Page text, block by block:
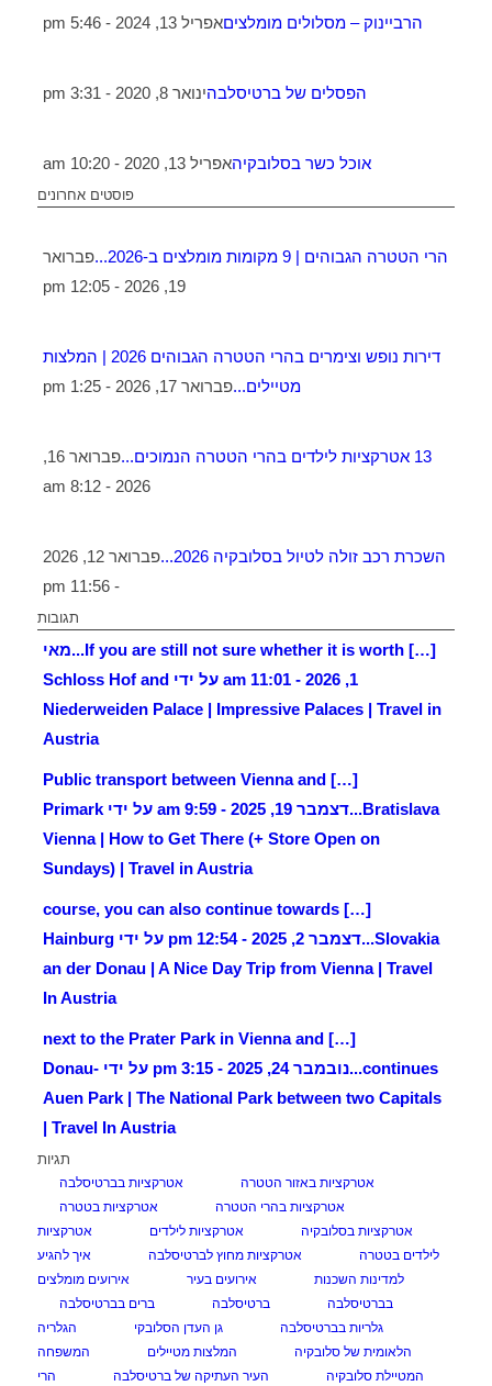
הרביינוק – מסלולים מומלציםאפריל 13, 2024 - 5:46 pm
הפסלים של ברטיסלבהינואר 8, 2020 - 3:31 pm
אוכל כשר בסלובקיהאפריל 13, 2020 - 10:20 am
פוסטים אחרונים
הרי הטטרה הגבוהים | 9 מקומות מומלצים ב-2026...
פברואר
19, 2026 - 12:05 pm
דירות נופש וצימרים בהרי הטטרה הגבוהים 2026 | המלצות
מטיילים...פברואר 17, 2026 - 1:25 pm
13 אטרקציות לילדים בהרי הטטרה הנמוכים...
פברואר 16,
2026 - 8:12 am
השכרת רכב זולה לטיול בסלובקיה 2026...
פברואר 12, 2026
- 11:56 pm
תגובות
[…] If you are still not sure whether it is worth...
מאי
1, 2026 - 11:01 am על ידי Schloss Hof and
Niederweiden Palace | Impressive Palaces | Travel in
Austria
[…] Public transport between Vienna and
Bratislava...
דצמבר 19, 2025 - 9:59 am על ידי Primark
Vienna | How to Get There (+ Store Open on
Sundays) | Travel in Austria
[…] course, you can also continue towards
Slovakia...
דצמבר 2, 2025 - 12:54 pm על ידי Hainburg
an der Donau | A Nice Day Trip from Vienna | Travel
In Austria
[…] next to the Prater Park in Vienna and
continues...
נובמבר 24, 2025 - 3:15 pm על ידי Donau-
Auen Park | The National Park between two Capitals
| Travel In Austria
תגיות
אטרקציות באזור הטטרה
אטרקציות בברטיסלבה
אטרקציות בהרי הטטרה
אטרקציות בטטרה
אטרקציות בסלובקיה
אטרקציות לילדים
אטרקציות
לילדים בטטרה
אטרקציות מחוץ לברטיסלבה
איך להגיע
למדינות השכנות
אירועים בעיר
אירועים מומלצים
בברטיסלבה
ברטיסלבה
ברים בברטיסלבה
גלריות בברטיסלבה
גן העדן הסלובקי
הגלריה
הלאומית של סלובקיה
המלצות מטיילים
המשפחה
המטיילת סלובקיה
העיר העתיקה של ברטיסלבה
הרי